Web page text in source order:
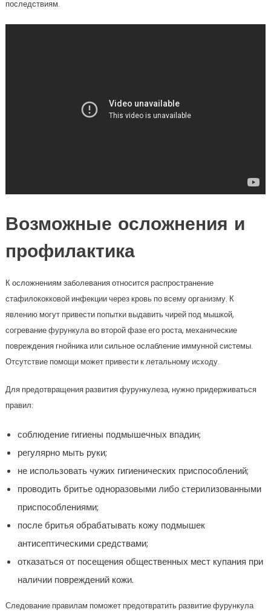
последствиям.
Возможные осложнения и
профилактика
К осложнениям заболевания относится распространение
стафилококковой инфекции через кровь по всему организму. К
явлению могут привести попытки выдавить чирей под мышкой,
согревание фурункула во второй фазе его роста, механические
повреждения гнойника или сильное ослабление иммунной системы.
Отсутствие помощи может привести к летальному исходу.
Для предотвращения развития фурункулеза, нужно придерживаться
правил:
соблюдение гигиены подмышечных впадин;
регулярно мыть руки;
не использовать чужих гигиенических приспособлений;
проводить бритье одноразовыми либо стерилизованными
приспособлениями;
после бритья обрабатывать кожу подмышек
антисептическими средствами;
отказаться от посещения общественных мест купания при
наличии повреждений кожи.
Следование правилам поможет предотвратить развитие фурункула